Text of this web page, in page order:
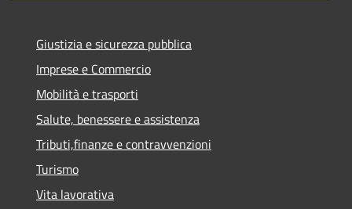
Giustizia e sicurezza pubblica
Imprese e Commercio
Mobilità e trasporti
Salute, benessere e assistenza
Tributi,finanze e contravvenzioni
Turismo
Vita lavorativa